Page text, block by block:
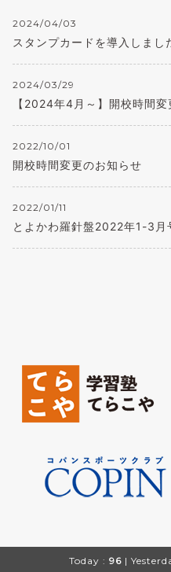
2024/04/03
スタンプカードを導入しまし
2024/03/29
【2024年4月～】開校時間
2022/10/01
開校時間変更のお知らせ
2022/01/11
とよかわ羅針盤2022年1-3月
Today : 96 |